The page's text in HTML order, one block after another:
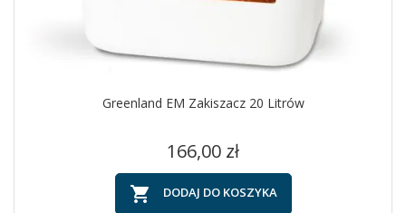
Greenland EM Zakiszacz 20 Litrów
Cena
166,00 zł
 DODAJ DO KOSZYKA